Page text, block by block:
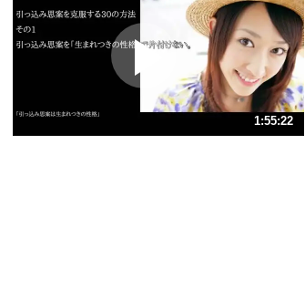
ポジティブになれない原
しないから。
ポジティブ思考になる30の方法
3
ストレス対策
1:55:22